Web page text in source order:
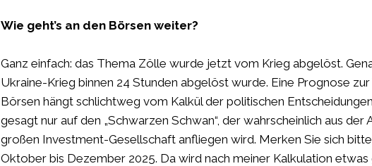
Wie geht’s an den Börsen weiter?
Ganz einfach: das Thema Zölle wurde jetzt vom Krieg abgelöst.
Ukraine-Krieg binnen 24 Stunden abgelöst wurde. Eine Prognose
Börsen hängt schlichtweg vom Kalkül der politischen
gesagt nur auf den „Schwarzen Schwan“, der wahrscheinlich aus der
großen Investment-Gesellschaft anfliegen wird. Merken Sie sich
Oktober bis Dezember 2025. Da wird nach meiner Kalkulation